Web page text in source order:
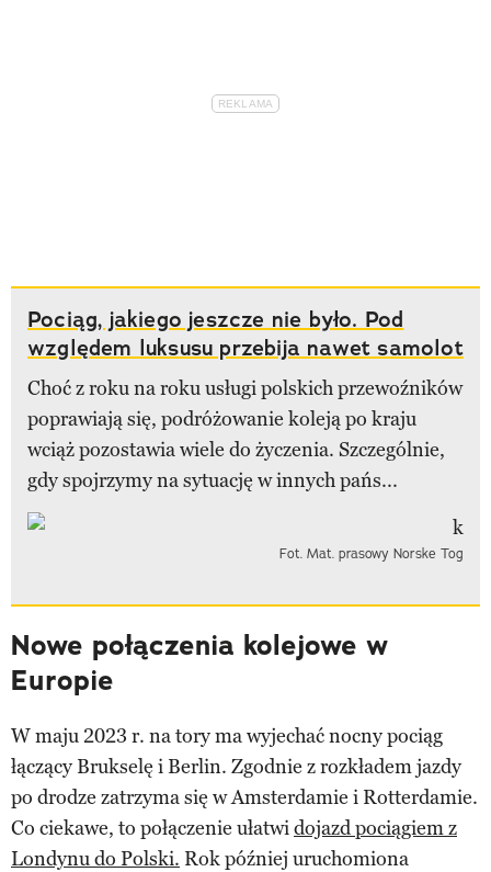
Pociąg, jakiego jeszcze nie było. Pod
względem luksusu przebija nawet samolot
Choć z roku na roku usługi polskich przewoźników
poprawiają się, podróżowanie koleją po kraju
wciąż pozostawia wiele do życzenia. Szczególnie,
gdy spojrzymy na sytuację w innych pańs...
Fot. Mat. prasowy Norske Tog
Nowe połączenia kolejowe w
Europie
W maju 2023 r. na tory ma wyjechać nocny pociąg
łączący Brukselę i Berlin. Zgodnie z rozkładem jazdy
po drodze zatrzyma się w Amsterdamie i Rotterdamie.
Co ciekawe, to połączenie ułatwidojazd pociągiem z
Londynu do Polski. Rok później uruchomiona